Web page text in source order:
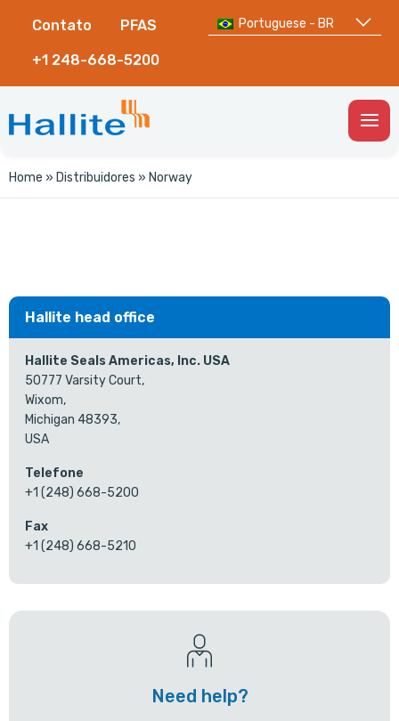
Contato PFAS
+1 248-668-5200
Portuguese - BR
Home » Distribuidores » Norway
Hallite head office
Hallite Seals Americas, Inc. USA
50777 Varsity Court,
Wixom,
Michigan 48393,
USA
Telefone
+1 (248) 668-5200
Fax
+1 (248) 668-5210
Need help?